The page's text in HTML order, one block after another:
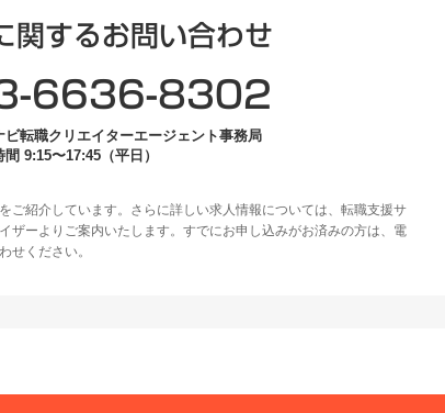
関するお問い合わせ
6636-8302
ビ転職クリエイターエージェント事務局
間 9:15〜17:45（平日）
ご紹介しています。さらに詳しい求人情報については、転職支援サ
ザーよりご案内いたします。すでにお申し込みがお済みの方は、電
せください。